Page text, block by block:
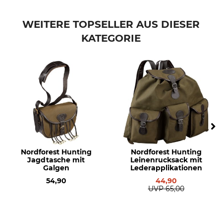
Gewicht
WEITERE TOPSELLER AUS DIESER
KATEGORIE
Nordforest Hunting
Jagdtasche mit
Galgen
54,90
Nordforest Hunting
Leinenrucksack mit
Lederapplikationen
44,90
UVP 65,00